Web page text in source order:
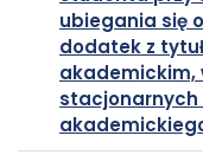
ubiegania się
dodatek z
akademickim,
stacjonarnych